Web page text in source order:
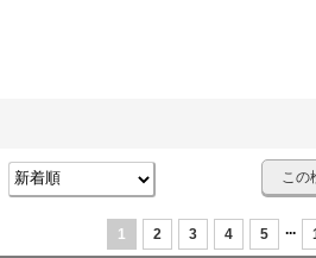
この
1 2 3 4 5 ...